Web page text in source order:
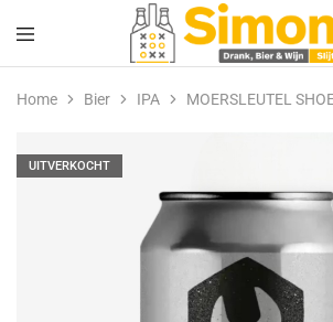
Simonsdrank.nl
Drank,
Bier
&
Home Bier IPA MOERSLEUTEL
UITVERKOCHT